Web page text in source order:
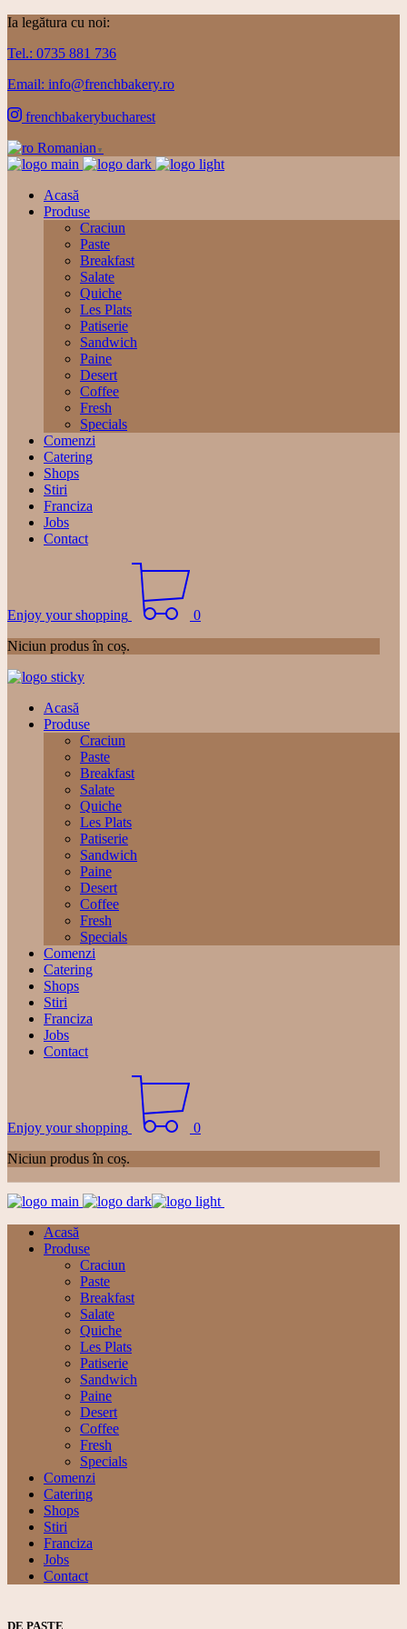
Ia legătura cu noi:
Tel.: 0735 881 736
Email: info@frenchbakery.ro
frenchbakerybucharest
Romanian ▼
Acasă
Produse
Craciun
Paste
Breakfast
Salate
Quiche
Les Plats
Patiserie
Sandwich
Paine
Desert
Coffee
Fresh
Specials
Comenzi
Catering
Shops
Stiri
Franciza
Jobs
Contact
Enjoy your shopping
0
Niciun produs în coș.
Acasă
Produse
Craciun
Paste
Breakfast
Salate
Quiche
Les Plats
Patiserie
Sandwich
Paine
Desert
Coffee
Fresh
Specials
Comenzi
Catering
Shops
Stiri
Franciza
Jobs
Contact
Enjoy your shopping
0
Niciun produs în coș.
Acasă
Produse
Craciun
Paste
Breakfast
Salate
Quiche
Les Plats
Patiserie
Sandwich
Paine
Desert
Coffee
Fresh
Specials
Comenzi
Catering
Shops
Stiri
Franciza
Jobs
Contact
DE PASTE